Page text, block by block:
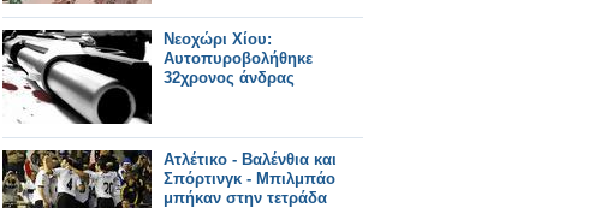
Νεοχώρι Χίου:
Αυτοπυροβολήθηκε
32χρονος άνδρας
Ατλέτικο - Βαλένθια και
Σπόρτινγκ - Μπιλμπάο
μπήκαν στην τετράδα